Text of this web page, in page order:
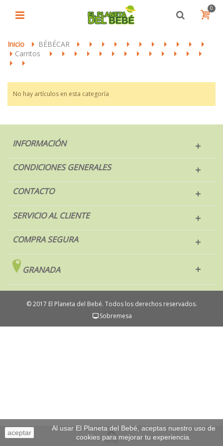
0
Inicio > BÉBÉCAR > > > > > > > > > >
>
> Carritos > > > > > > > > > > > >
>
>
>
No hay artículos en esta categoría
INFORMACIÓN
CONDICIONES GENERALES
CONTACTO
SERVICIO AL CLIENTE
COMPRA SEGURA
GRANADA
aceptar
Al usar El Planeta del Bebé, aceptas nuestro uso de
cookies para mejorar tu experiencia.
© 2017 El Planeta del Bebé. Todos los derechos reservados.
Sobremesa
Arriba